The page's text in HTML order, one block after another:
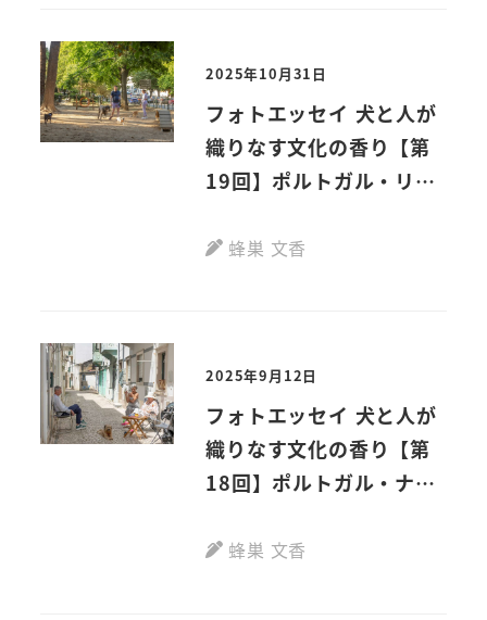
2025年10月31日
フォトエッセイ 犬と人が
織りなす文化の香り【第
19回】ポルトガル・リス
蜂巣 文香
2025年9月12日
フォトエッセイ 犬と人が
織りなす文化の香り【第
18回】ポルトガル・ナザ
蜂巣 文香